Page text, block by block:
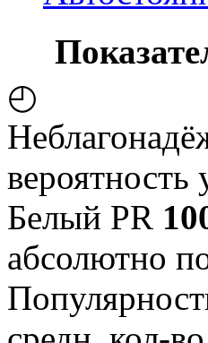
◴
вероятность
Белый PR
абсолютно